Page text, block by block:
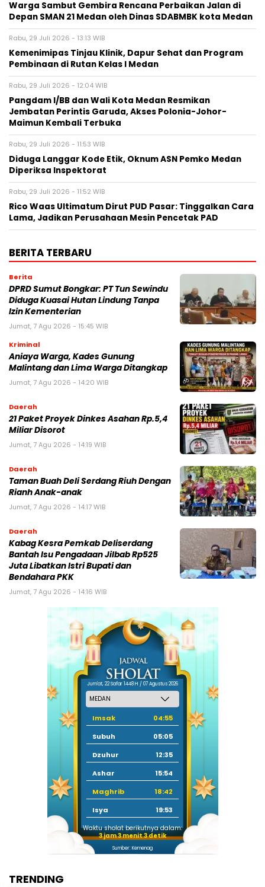
Warga Sambut Gembira Rencana Perbaikan Jalan di
Depan SMAN 21 Medan oleh Dinas SDABMBK kota Medan
Rabu, 29 Juli 2026 - 13:13 WIB
Kemenimipas Tinjau Klinik, Dapur Sehat dan Program
Pembinaan di Rutan Kelas I Medan
Rabu, 29 Juli 2026 - 12:04 WIB
Pangdam I/BB dan Wali Kota Medan Resmikan
Jembatan Perintis Garuda, Akses Polonia-Johor-
Maimun Kembali Terbuka
Rabu, 29 Juli 2026 - 11:53 WIB
Diduga Langgar Kode Etik, Oknum ASN Pemko Medan
Diperiksa Inspektorat
Rabu, 29 Juli 2026 - 11:52 WIB
Rico Waas Ultimatum Dirut PUD Pasar: Tinggalkan Cara
Lama, Jadikan Perusahaan Mesin Pencetak PAD
BERITA TERBARU
Berita
DPRD Sumut Bongkar: PT Tun Sewindu
Diduga Kuasai Hutan Lindung Tanpa
Izin Kementerian
Jumat, 7 Agu 2026 - 15:45 WIB
Kriminal
Aniaya Warga, Kades Gunung
Malintang dan Lima Warga Ditangkap
Jumat, 7 Agu 2026 - 14:20 WIB
Daerah
21 Paket Proyek Dinkes Asahan Rp.5,4
Miliar Disorot
Jumat, 7 Agu 2026 - 14:19 WIB
Daerah
Taman Buah Deli Serdang Riuh Dengan
Rianh Anak-anak
Jumat, 7 Agu 2026 - 14:17 WIB
Daerah
Kabag Kesra Pemkab Deliserdang
Bantah Isu Pengadaan Jilbab Rp525
Juta Libatkan Istri Bupati dan
Bendahara PKK
Jumat, 7 Agu 2026 - 14:16 WIB
Jum'at, 22 Safar 1448 H / 07 Agustus 2026
Imsak
04:55
Subuh
05:05
Dzuhur
12:35
Ashar
15:54
Maghrib
18:42
Isya
19:53
Waktu sholat berikutnya dalam:
3 jam 3 menit 2 detik
Sumber: Kemenag
TRENDING